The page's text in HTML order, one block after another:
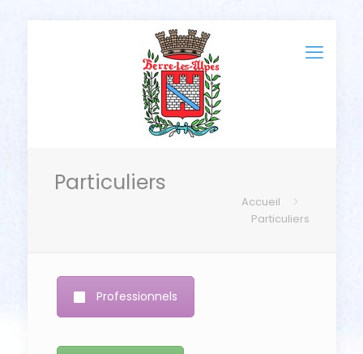
Particuliers
Accueil
Particuliers
Professionnels